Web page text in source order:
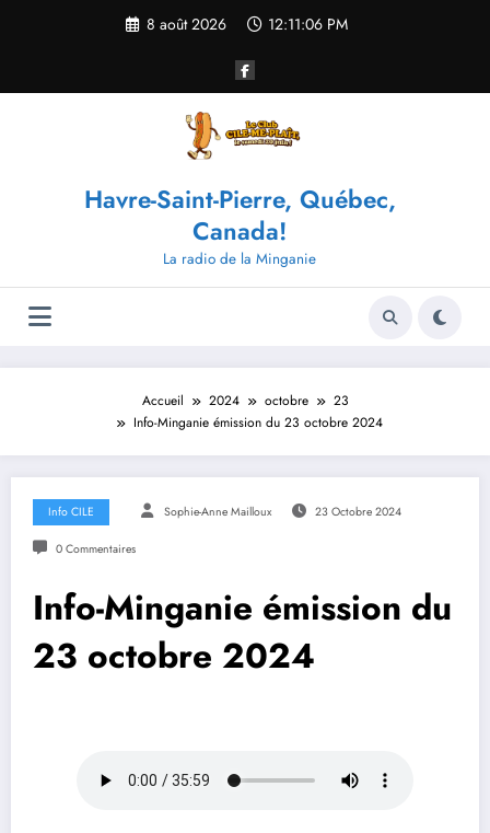
8 août 2026 12:11:06 PM
Havre-Saint-Pierre, Québec,
Canada!
La radio de la Minganie
Accueil 2024 octobre
23
Info-Minganie émission du 23 octobre 2024
Info CILE Sophie-Anne Mailloux 23 Octobre 2024
0 Commentaires
Info-Minganie émission du
23 octobre 2024